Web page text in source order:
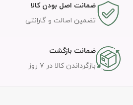
ضمانت اصل بودن کالا
تضمین اصالت و گارانتی
ضمانت بازگشت
بازگرداندن کالا در ۷ روز